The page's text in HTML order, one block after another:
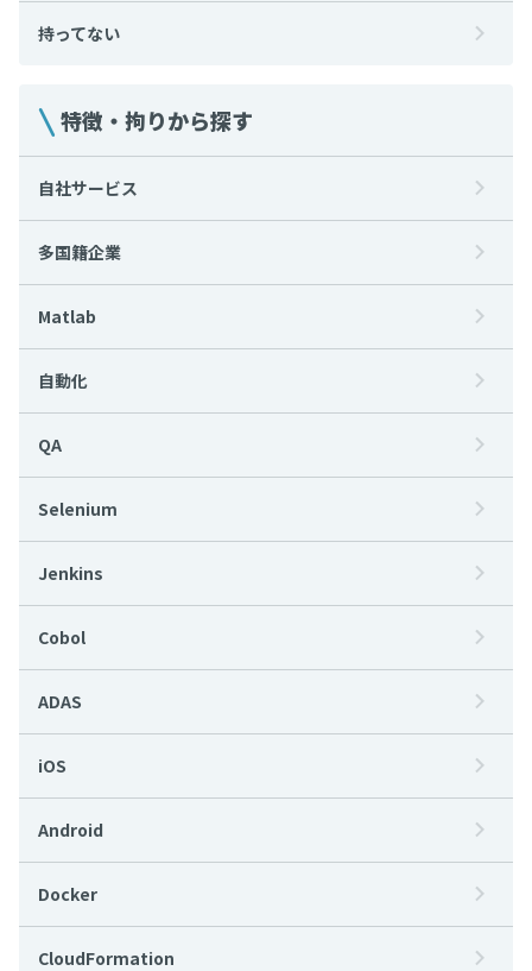
持ってない
特徴・拘りから探す
自社サービス
多国籍企業
Matlab
自動化
QA
Selenium
Jenkins
Cobol
ADAS
iOS
Android
Docker
CloudFormation